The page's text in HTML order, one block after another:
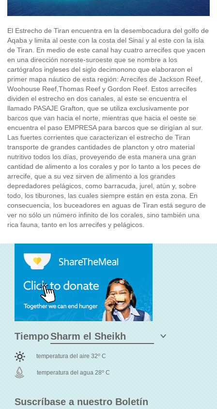
El Estrecho de Tiran encuentra en la desembocadura del golfo de
Aqaba y limita al oeste con la costa del Sinaí y al este con la isla
de Tiran. En medio de este canal hay cuatro arrecifes que yacen
en una dirección noreste-suroeste que se nombre a los
cartógrafos ingleses del siglo decimonono que elaboraron el
primer mapa náutico de esta región: Arrecifes de Jackson Reef,
Woohouse Reef,Thomas Reef y Gordon Reef. Estos arrecifes
dividen el estrecho en dos canales, al este se encuentra el
llamado PASAJE Grafton, que se utiliza exclusivamente por
barcos que van hacia el norte, mientras que hacia el oeste se
encuentra el paso EMPRESA para barcos que se dirigían al sur.
Las fuertes corrientes que caracterizan el estrecho de Tiran
transporte de grandes cantidades de plancton y otro material
nutritivo todos los días, proveyendo de esta manera una gran
cantidad de alimento a los corales y por lo tanto a los peces de
arrecife, que a su vez sirven de alimento a los grandes
depredadores pelágicos, como barracuda, jurel, atún y, sobre
todo, los tiburones, las cuales siempre están en esta zona. En
consecuencia, los buceadores en aguas de Tiran está seguro de
ver no sólo un número infinito de los corales, sino también una
rica fauna, tanto en los arrecifes y pelágicos.
Suscríbase a nuestro Boletín
Tiempo
temperatura del aire 32o C
temperatura del agua 28o C